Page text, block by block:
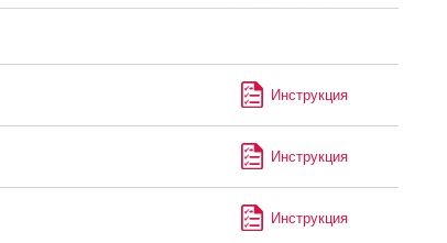
Инструкция
Инструкция
Инструкция